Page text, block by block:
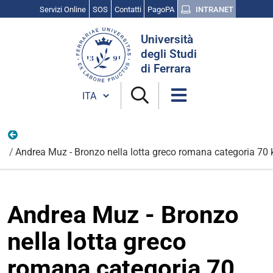
Servizi Online SOS Contatti PagoPA INTRANET
Università
degli Studi
di Ferrara
Cambia lingua
Andrea Muz - Bronzo nella lotta greco romana categoria 70
Andrea Muz - Bronzo
nella lotta greco